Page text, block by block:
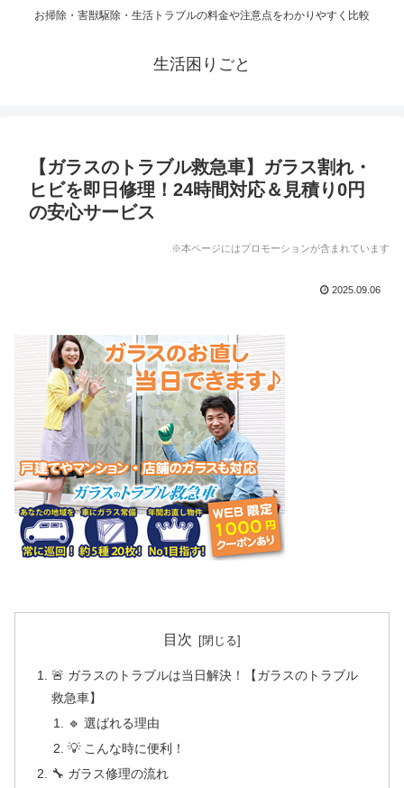
お掃除・害獣駆除・生活トラブルの料金や注意点をわかりやすく比較
生活困りごと
【ガラスのトラブル救急車】ガラス割れ・
ヒビを即日修理！24時間対応＆見積り0円
の安心サービス
※本ページにはプロモーションが含まれています
2025.09.06
目次
🚨 ガラスのトラブルは当日解決！【ガラスのトラブル
救急車】
🔹 選ばれる理由
💡 こんな時に便利！
🔧 ガラス修理の流れ